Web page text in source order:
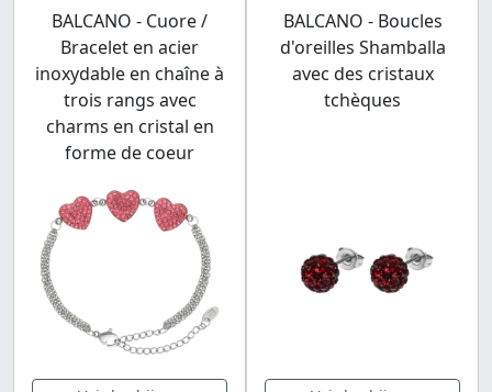
BALCANO - Cuore /
Bracelet en acier
inoxydable en chaîne à
trois rangs avec
charms en cristal en
forme de coeur
BALCANO - Boucles
d'oreilles Shamballa
avec des cristaux
tchèques